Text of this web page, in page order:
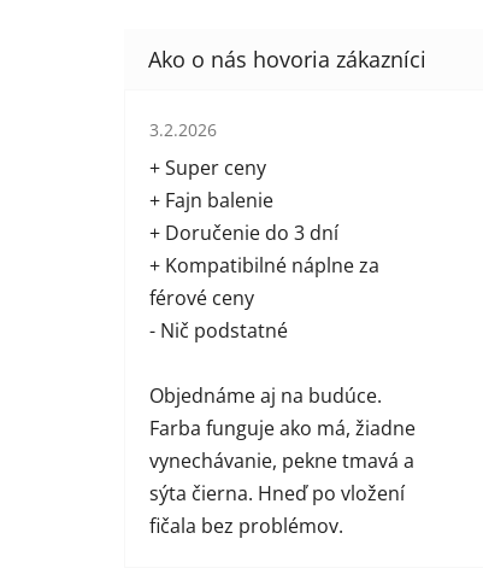
Hodnotenie obchodu je 5 z 5
3.2.2026
+ Super ceny
+ Fajn balenie
+ Doručenie do 3 dní
+ Kompatibilné náplne za
férové ceny
- Nič podstatné
Objednáme aj na budúce.
Farba funguje ako má, žiadne
vynechávanie, pekne tmavá a
sýta čierna. Hneď po vložení
fičala bez problémov.